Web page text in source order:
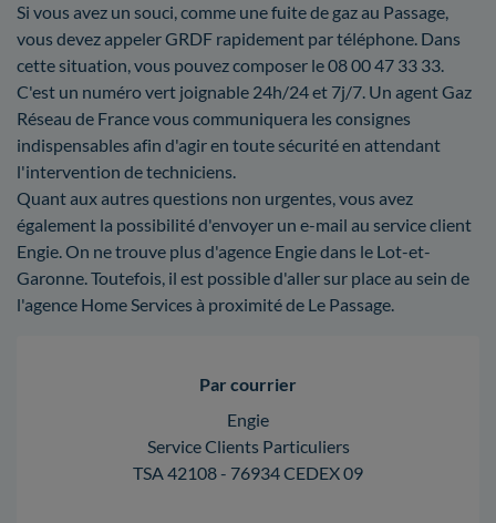
Si vous avez un souci, comme une fuite de gaz au Passage,
vous devez appeler GRDF rapidement par téléphone. Dans
cette situation, vous pouvez composer le 08 00 47 33 33.
C'est un numéro vert joignable 24h/24 et 7j/7. Un agent Gaz
Réseau de France vous communiquera les consignes
indispensables afin d'agir en toute sécurité en attendant
l'intervention de techniciens.
Quant aux autres questions non urgentes, vous avez
également la possibilité d'envoyer un e-mail au service client
Engie. On ne trouve plus d'agence Engie dans le Lot-et-
Garonne. Toutefois, il est possible d'aller sur place au sein de
l'agence Home Services à proximité de Le Passage.
Par courrier
Engie
Service Clients Particuliers
TSA 42108 - 76934 CEDEX 09